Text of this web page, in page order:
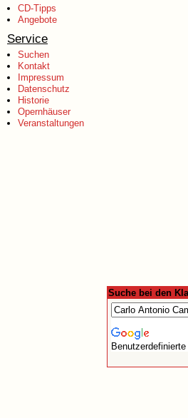
CD-Tipps
Angebote
Service
Suchen
Kontakt
Impressum
Datenschutz
Historie
Opernhäuser
Veranstaltungen
Suche bei den